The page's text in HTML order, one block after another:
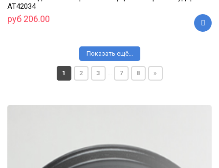
АТ42034
руб 206.00
Показать ещё...
1 2 3 7 8 »